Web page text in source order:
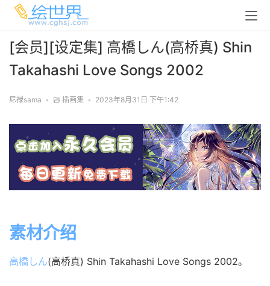
[会员][设定集] 高橋しん(高桥真) Shin
Takahashi Love Songs 2002
尼禄sama • 插画集 • 2023年8月31日 下午1:42
素材介绍
高橋しん(高桥真) Shin Takahashi Love Songs 2002。